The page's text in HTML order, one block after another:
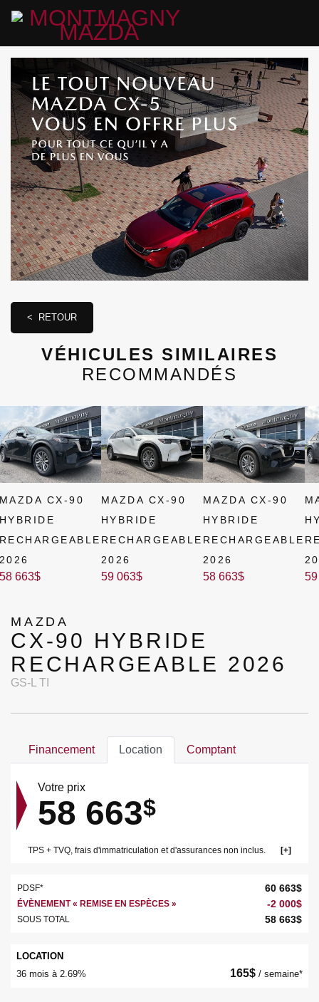
< RETOUR
VÉHICULES SIMILAIRES
RECOMMANDÉS
CX-90
663$
MAZDA CX-90
HYBRIDE
RECHARGEABLE
2026
59 063$
MAZDA CX-90
HYBRIDE
RECHARGEABLE
2026
58 663$
MAZDA
CX-90 HYBRIDE
RECHARGEABLE 2026
GS-L TI
Financement Location Comptant
Votre prix
58 663$
TPS + TVQ, frais d'immatriculation et d'assurances non inclus.
PDSF* 60 663$
ÉVÈNEMENT « REMISE EN ESPÈCES » -2 000$
SOUS TOTAL 58 663$
LOCATION
36 mois à 2.69%
165$ / semaine*